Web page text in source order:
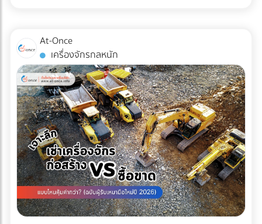
อัตโนมัติ หรือ Inspection System จึงไม่ใช่แค่เครื่องจักรในสาย
การผลิต แต่มันคือ "ผู้พิทักษ์แบรนด์" ที่ป้องกันความผิดพลาดที่
อาจทำลายธุรกิจได้ในชั่วข้ามคืน
At-Once
เครื่องจักรกลหนัก